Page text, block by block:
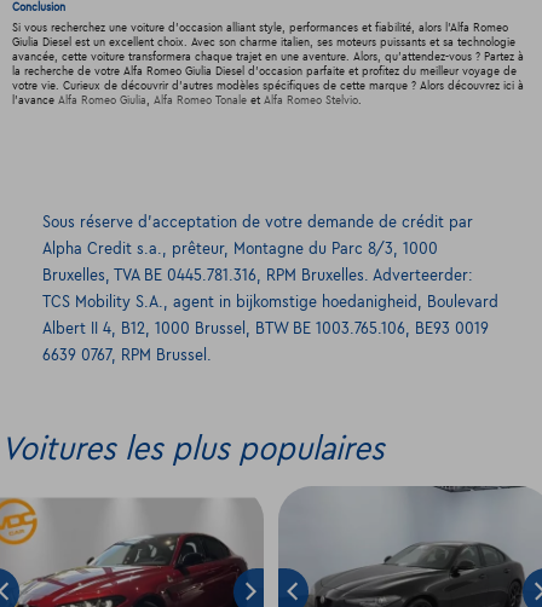
Conclusion
Si vous recherchez une voiture d'occasion alliant style, performances et fiabilité, alors l'Alfa Romeo
Giulia Diesel est un excellent choix. Avec son charme italien, ses moteurs puissants et sa technologie
avancée, cette voiture transformera chaque trajet en une aventure. Alors, qu'attendez-vous ? Partez à
la recherche de votre Alfa Romeo Giulia Diesel d'occasion parfaite et profitez du meilleur voyage de
votre vie. Curieux de découvrir d'autres modèles spécifiques de cette marque ? Alors découvrez ici à
l'avance Alfa Romeo Giulia , Alfa Romeo Tonaleet Alfa Romeo Stelvio.
Sous réserve d’acceptation de votre demande de crédit par
Alpha Credit s.a., prêteur, Montagne du Parc 8/3, 1000
Bruxelles, TVA BE 0445.781.316, RPM Bruxelles. Adverteerder:
TCS Mobility S.A., agent in bijkomstige hoedanigheid, Boulevard
Albert II 4, B12, 1000 Brussel, BTW BE 1003.765.106, BE93 0019
6639 0767, RPM Brussel.
Voitures les plus populaires